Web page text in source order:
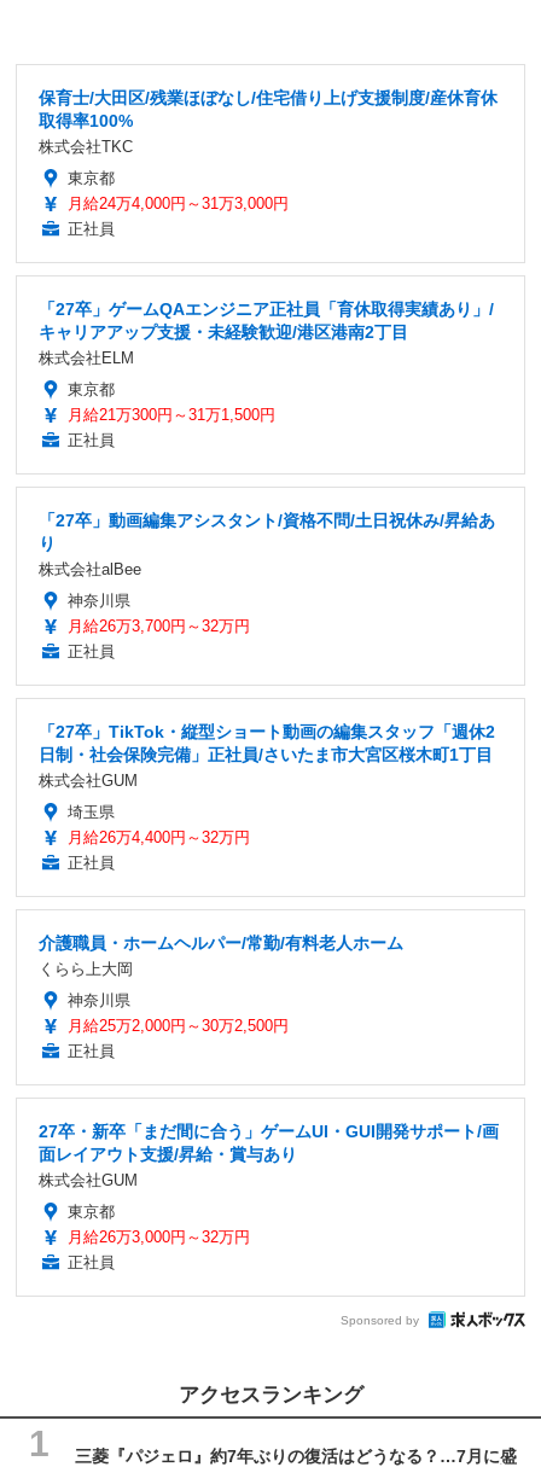
保育士/大田区/残業ほぼなし/住宅借り上げ支援制度/産休育休
取得率100%
株式会社TKC
東京都
月給24万4,000円～31万3,000円
正社員
「27卒」ゲームQAエンジニア正社員「育休取得実績あり」/
キャリアアップ支援・未経験歓迎/港区港南2丁目
株式会社ELM
東京都
月給21万300円～31万1,500円
正社員
「27卒」動画編集アシスタント/資格不問/土日祝休み/昇給あ
り
株式会社alBee
神奈川県
月給26万3,700円～32万円
正社員
「27卒」TikTok・縦型ショート動画の編集スタッフ「週休2
日制・社会保険完備」正社員/さいたま市大宮区桜木町1丁目
株式会社GUM
埼玉県
月給26万4,400円～32万円
正社員
介護職員・ホームヘルパー/常勤/有料老人ホーム
くらら上大岡
神奈川県
月給25万2,000円～30万2,500円
正社員
27卒・新卒「まだ間に合う」ゲームUI・GUI開発サポート/画
面レイアウト支援/昇給・賞与あり
株式会社GUM
東京都
月給26万3,000円～32万円
正社員
Sponsored by
アクセスランキング
三菱『パジェロ』約7年ぶりの復活はどうなる？…7月に盛